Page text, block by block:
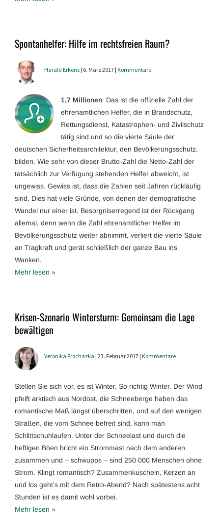
Spontanhelfer: Hilfe im rechtsfreien Raum?
Harald Erkens | 6. März 2017 | Kommentare
1,7 Millionen: Das ist die offizielle Zahl der
ehrenamtlichen Helfer, die in Brandschutz,
Rettungsdienst, Katastrophen- und Zivilschutz
tätig sind und so die vierte Säule der
deutschen Sicherheitsarchitektur, den Bevölkerungsschutz,
bilden. Wie sehr von dieser Brutto-Zahl die Netto-Zahl der
tatsächlich zur Verfügung stehenden Helfer abweicht, ist
ungewiss. Gewiss ist, dass die Zahlen seit Jahren rückläufig
sind. Dies hat viele Gründe, von denen der demografische
Wandel nur einer ist. Besorgniserregend ist der Rückgang
allemal, denn wenn die Zahl ehrenamtlicher Helfer im
Bevölkerungsschutz weiter abnimmt, verliert die vierte Säule
an Tragkraft und gerät schließlich der ganze Bau ins
Wanken.
Mehr lesen »
Krisen-Szenario Wintersturm: Gemeinsam die Lage
bewältigen
Veronika Prochazka | 23. Februar 2017 | Kommentare
Stellen Sie sich vor, es ist Winter. So richtig Winter. Der Wind
pfeift arktisch aus Nordost, die Schneeberge haben das
romantische Maß längst überschritten, und auf den wenigen
Straßen, die vom Schnee befreit sind, kann man
Schlittschuhlaufen. Unter der Schneelast und durch die
heftigen Böen bricht ein Strommast nach dem anderen
zusammen und – schwupps – sind 250 000 Menschen ohne
Strom. Klingt romantisch? Zusammenkuscheln, Kerzen an
und los geht’s mit dem Retro-Abend? Nach spätestens acht
Stunden ist es damit wohl vorbei.
Mehr lesen »